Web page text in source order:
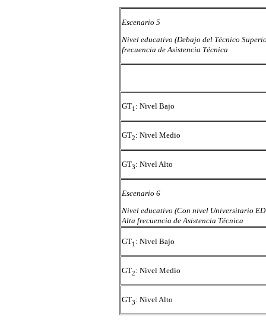
Escenario 5
Nivel educativo (Debajo del Técnico
frecuencia de Asistencia Técnica
GT1 : Nivel Bajo
GT2: Nivel Medio
GT3: Nivel Alto
Escenario 6
Nivel educativo (Con nivel Universitario
Alta frecuencia de Asistencia Técnica
GT1 : Nivel Bajo
GT2: Nivel Medio
GT3: Nivel Alto